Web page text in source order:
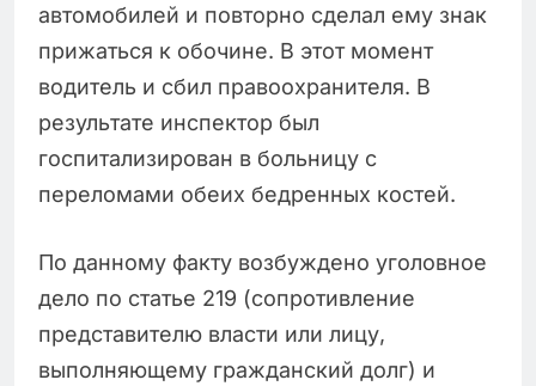
автомобилей и повторно сделал ему знак
прижаться к обочине. В этот момент
водитель и сбил правоохранителя. В
результате инспектор был
госпитализирован в больницу с
переломами обеих бедренных костей.
По данному факту возбуждено уголовное
дело по статье 219 (сопротивление
представителю власти или лицу,
выполняющему гражданский долг) и